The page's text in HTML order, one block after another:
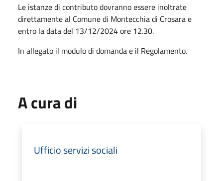
Le istanze di contributo dovranno essere inoltrate
direttamente al Comune di Montecchia di Crosara e
entro la data del 13/12/2024 ore 12.30.
In allegato il modulo di domanda e il Regolamento.
A cura di
Ufficio servizi sociali